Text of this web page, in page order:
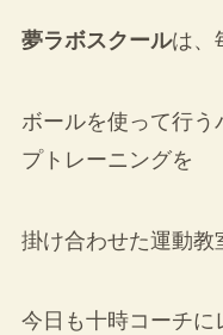
夢ラボスクールは、
ボールを使って行
プトレーニングを
掛け合わせた運動教
今日も十時コーチに